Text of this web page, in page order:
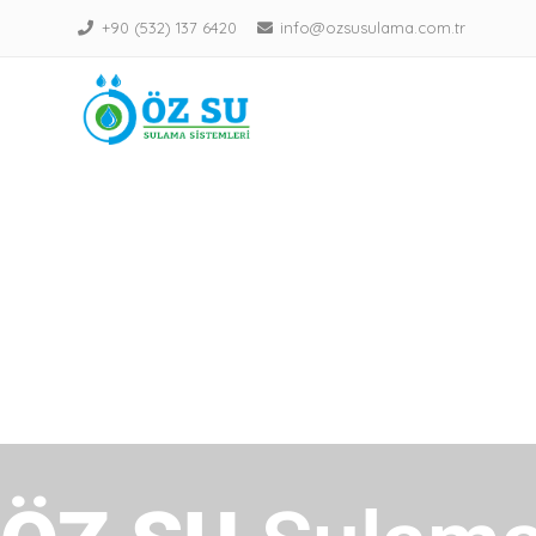
+90 (532) 137 6420 info@ozsusulama.com.tr
ÖZ SU Sulama Sistemleri tarımsal